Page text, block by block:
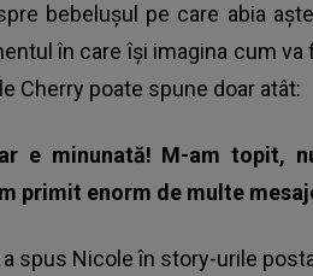
bebelușul pe care abia
în care își imagina cum va
Cherry poate spune doar atât:
e minunată! M-am topit,
primit enorm de multe
a spus Nicole în story-urile